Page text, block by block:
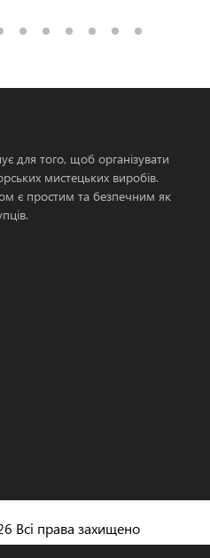
для того, щоб організувати
мистецьких виробів.
є простим та безпечним як
Всі права захищено